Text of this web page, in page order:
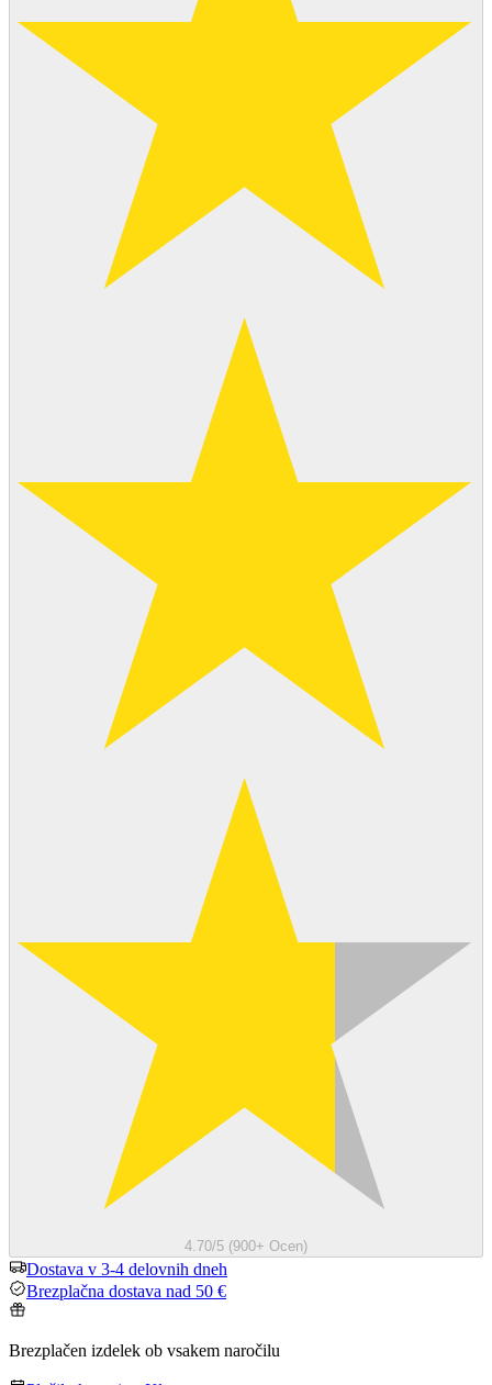
4.70/5 (900+ Ocen)
Dostava v 3-4 delovnih dneh
Brezplačna dostava nad 50 €
Brezplačen izdelek ob vsakem naročilu